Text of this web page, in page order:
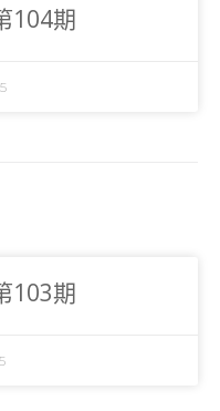
104期
103期